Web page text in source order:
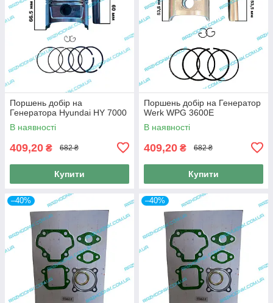
Поршень добір на
Генератора Hyundai HY 7000
В наявності
409,20 ₴ 682 ₴
Купити
Поршень добір на Генератор
Werk WPG 3600E
В наявності
409,20 ₴ 682 ₴
Купити
–40% –40%